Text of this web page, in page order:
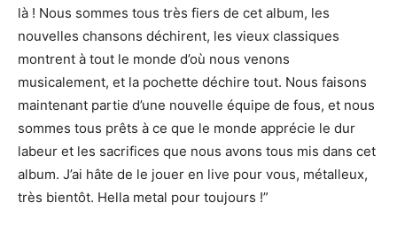
là ! Nous sommes tous très fiers de cet album, les
nouvelles chansons déchirent, les vieux classiques
montrent à tout le monde d’où nous venons
musicalement, et la pochette déchire tout. Nous faisons
maintenant partie d’une nouvelle équipe de fous, et nous
sommes tous prêts à ce que le monde apprécie le dur
labeur et les sacrifices que nous avons tous mis dans cet
album. J’ai hâte de le jouer en live pour vous, métalleux,
très bientôt. Hella metal pour toujours !”